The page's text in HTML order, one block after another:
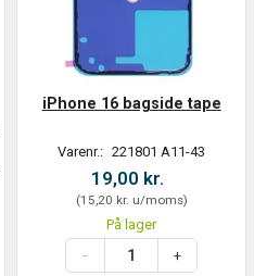
iPhone 16 bagside tape
Varenr.: 221801 A11-43
19,00 kr.
(15,20 kr. u/moms)
På lager